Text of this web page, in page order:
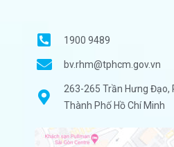
1900 9489
bv.rhm@tphcm.gov.vn
263-265 Trần Hưng Đạo,
Thành Phố Hồ Chí Minh